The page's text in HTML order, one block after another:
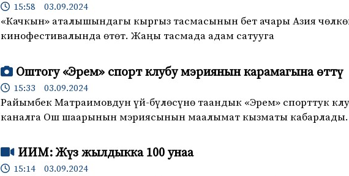
15:58 03.09.2024
«Качкын» аталышындагы кыргыз тасмасынын бет ачары Азия
кинофестивалында өтөт. Жаңы тасмада адам сатууга
Оштогу «Эрем» спорт клубу мэриянын карамагына өттү
15:33 03.09.2024
Райымбек Матраимовдун үй-бүлөсүнө таандык «Эрем» спорттук
каналга Ош шаарынын мэриясынын маалымат кызматы кабарлады.
ИИМ: Жүз жылдыкка 100 унаа
15:14 03.09.2024